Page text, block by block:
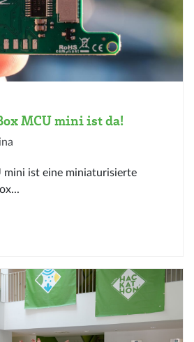
MCU mini ist da!
mini ist eine miniaturisierte